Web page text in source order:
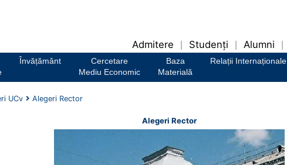
Admitere Studenți Alumni
Învățământ
Cercetare
Mediu Economic
Baza
Materială
Relații Internaționale
UCv Alegeri Rector
Alegeri Rector